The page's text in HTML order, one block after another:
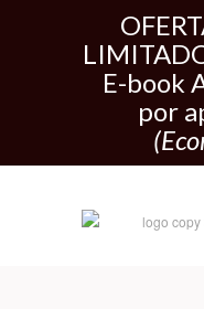
E-book
por